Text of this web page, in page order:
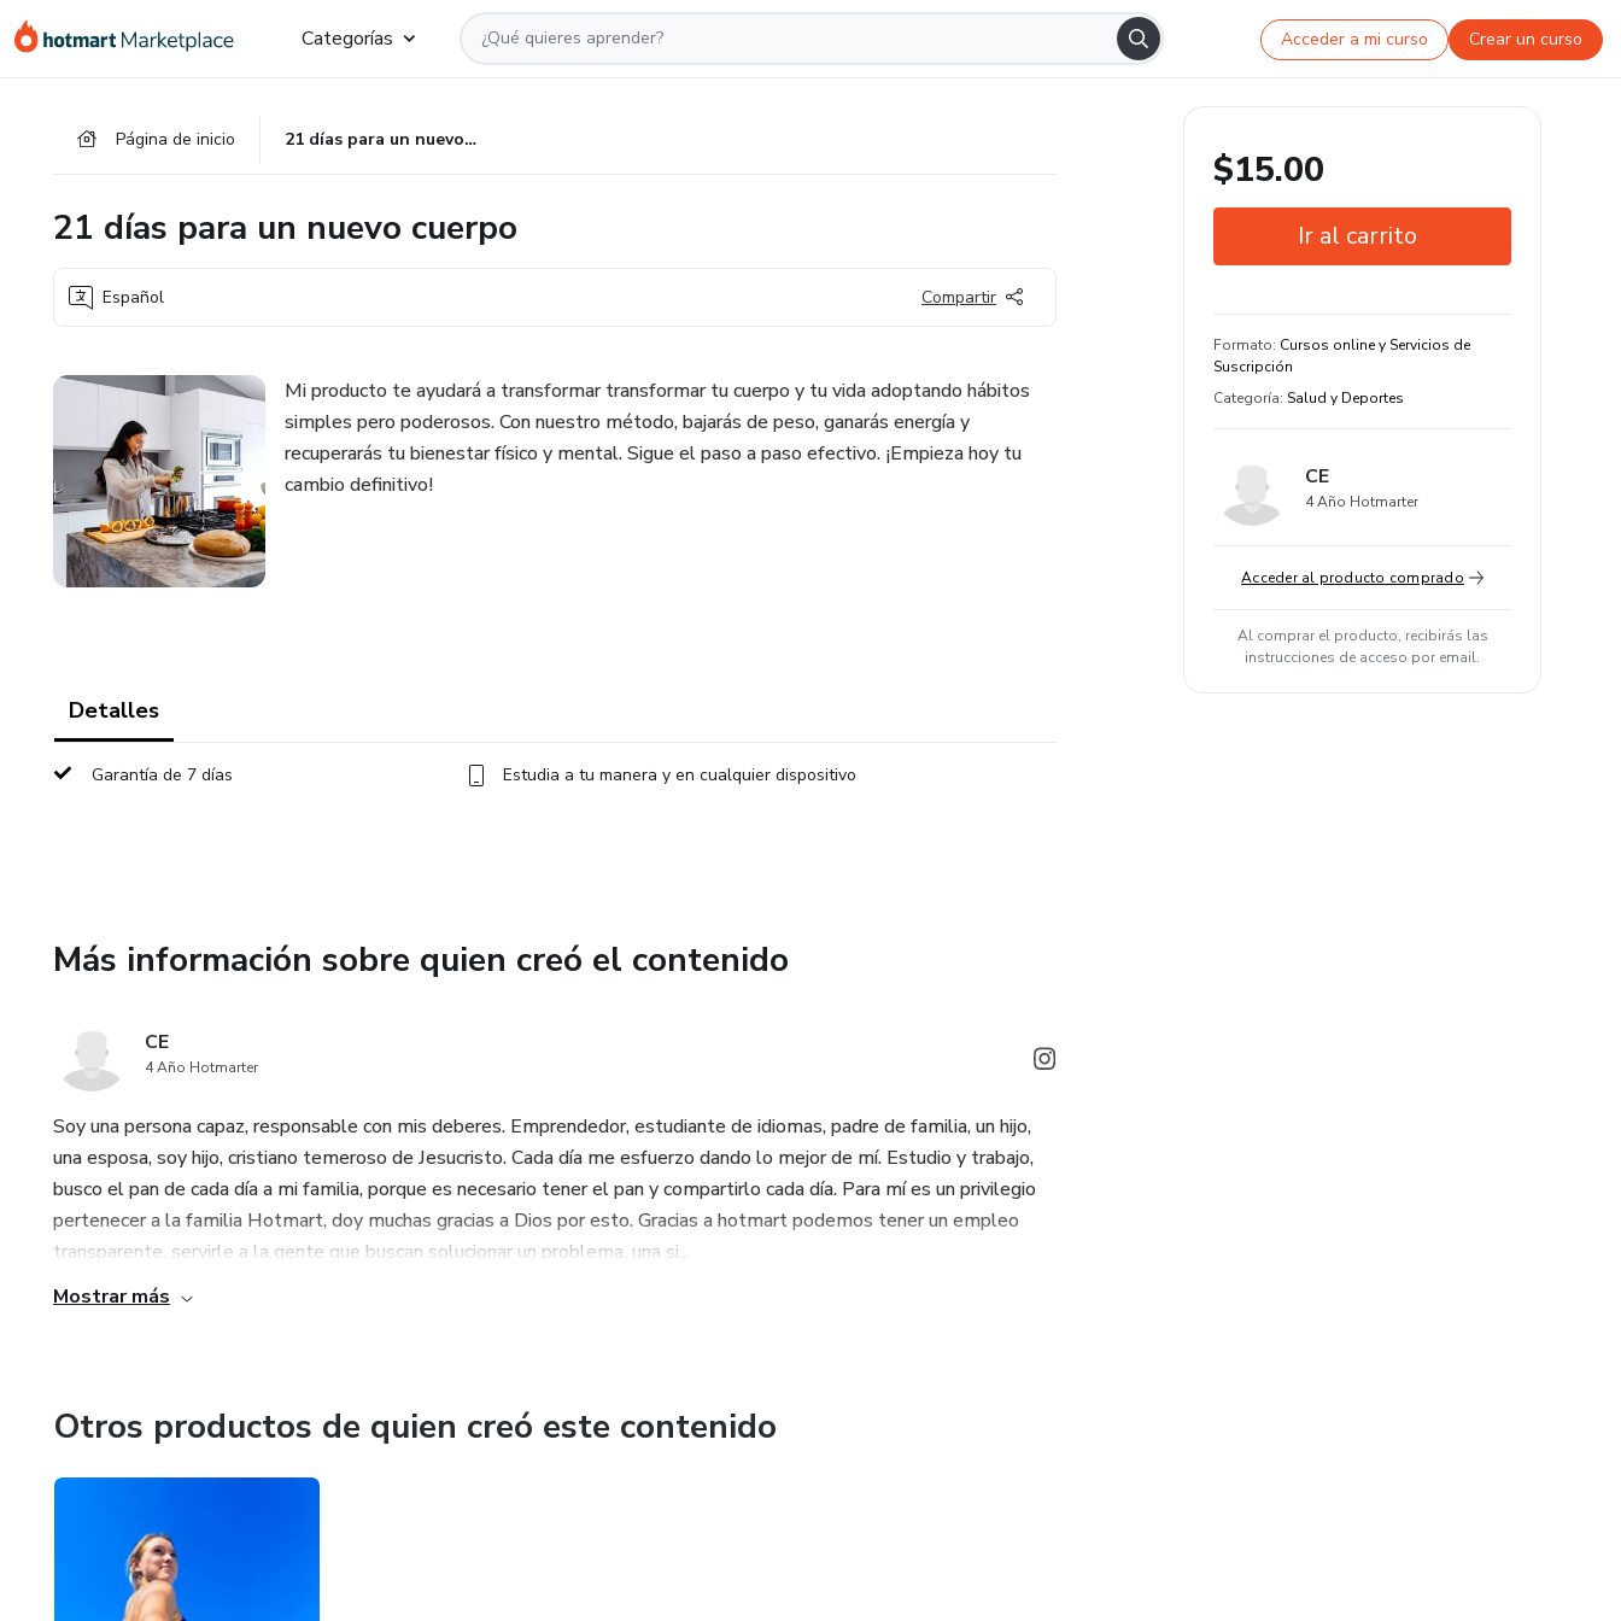
Categorías Acceder a mi curso Crear un curso
Página de inicio 21 días para un nuevo cuerpo
21 días para un nuevo cuerpo
Español Compartir
Mi producto te ayudará a transformar transformar tu cuerpo y tu vida adoptando hábitos
simples pero poderosos. Con nuestro método, bajarás de peso, ganarás energía y
recuperarás tu bienestar físico y mental. Sigue el paso a paso efectivo. ¡Empieza hoy tu
cambio definitivo!
Detalles
Garantía de 7 días Estudia a tu manera y en cualquier dispositivo
Más información sobre quien creó el contenido
CE
4 Año Hotmarter
Soy una persona capaz, responsable con mis deberes. Emprendedor, estudiante de idiomas, padre de familia, un hijo,
una esposa, soy hijo, cristiano temeroso de Jesucristo. Cada día me esfuerzo dando lo mejor de mí. Estudio y trabajo,
busco el pan de cada día a mi familia, porque es necesario tener el pan y compartirlo cada día. Para mí es un privilegio
pertenecer a la familia Hotmart, doy muchas gracias a Dios por esto. Gracias a hotmart podemos tener un empleo
transparente, servirle a la gente que buscan solucionar un problema, una si...
Mostrar más
Otros productos de quien creó este contenido
$15.00
Ir al carrito
Estudia a tu manera y en cualquier
dispositivo
Formato: Cursos online y Servicios de
Suscripción
Categoría: Salud y Deportes
CE
4 Año Hotmarter
Acceder al producto comprado
Al comprar el producto, recibirás las
instrucciones de acceso por email.